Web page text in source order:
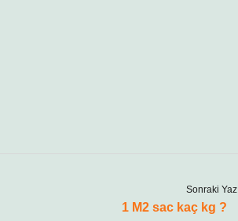
Sonraki
1 M2 sac kaç kg ?